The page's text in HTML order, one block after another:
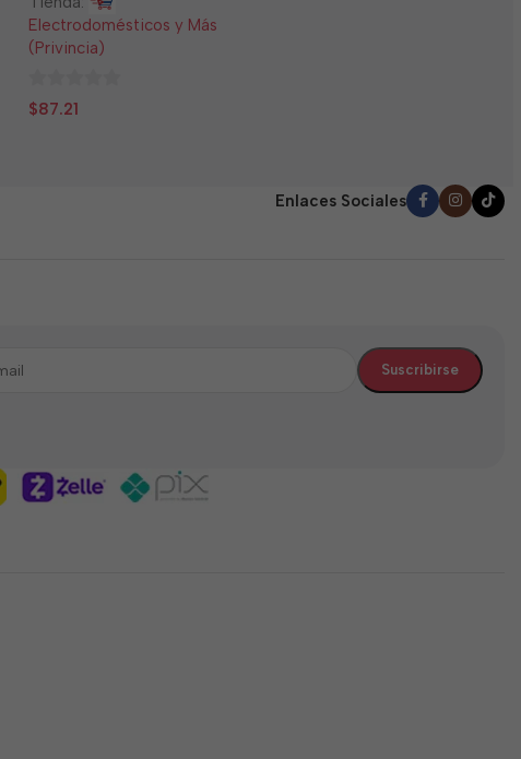
Electrodomésticos y Más
(Privincia)
0
$87.21
Enlaces Sociales